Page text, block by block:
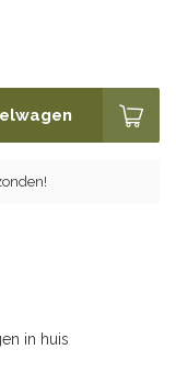
in huis